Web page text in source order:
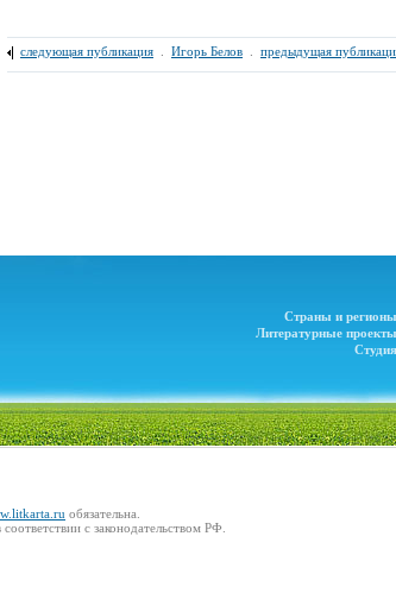
следующая публикация Игорь Белов предыдущая
Страны и регионы
Литературные проекты
Студия
обязательна.
с законодательством РФ.